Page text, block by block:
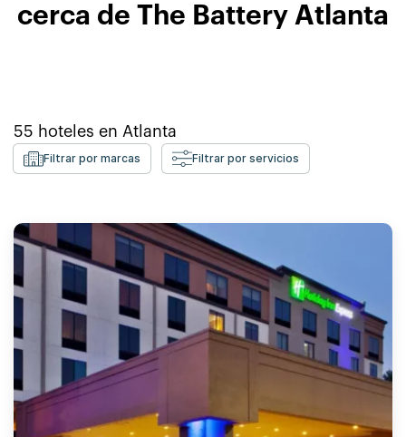
cerca de The Battery Atlanta
55 hoteles en Atlanta
Filtrar por marcas Filtrar por servicios